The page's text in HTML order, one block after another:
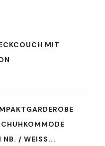
MIT
/ WEISS...